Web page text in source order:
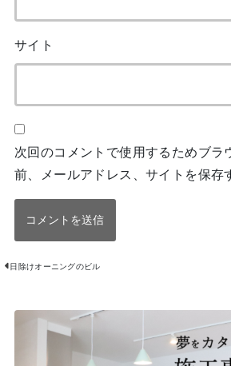
サイト
次回のコメントで使用するためブラ
前、メールアドレス、サイトを保存
日除けオーニングのビル